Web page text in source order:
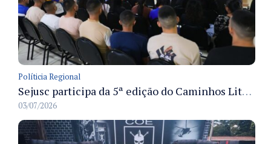
Políticia Regional
Sejusc participa da 5ª edição do Caminhos Literários com foco na cultura hip-hop nas unidades socioeducativas
03/07/2026